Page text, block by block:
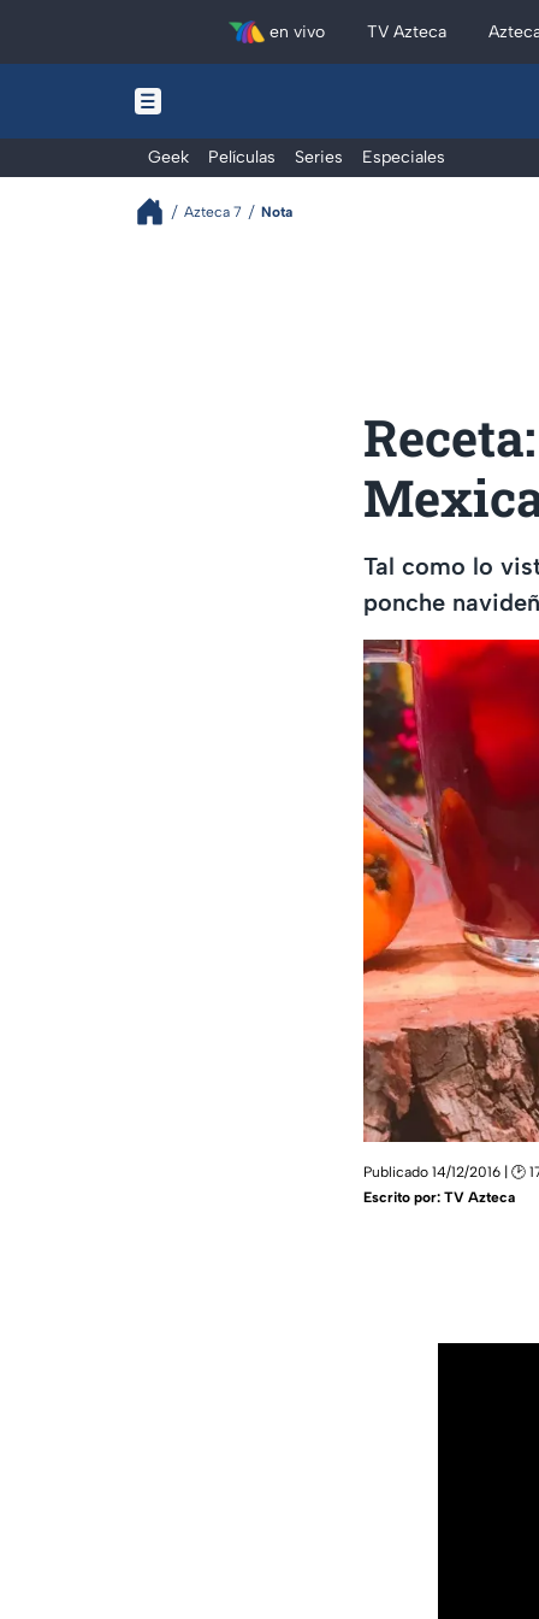
en vivo TV Azteca
Geek Películas Series Especiales
Azteca 7 Nota
Tal como lo
ponche
Publicado 14/12/2016 | 🕑
Escrito por: TV Azteca